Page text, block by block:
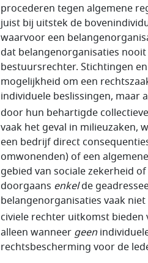
procederen tegen algemene
juist bij uitstek de
waarvoor een
dat belangenorganisaties
bestuursrechter. Stichtingen
mogelijkheid om een
individuele beslissingen, maar
door hun behartigde
vaak het geval in milieuzaken,
een bedrijf direct
omwonenden) of een
gebied van sociale zekerheid
doorgaans enkelde
belangenorganisaties vaak
civiele rechter uitkomst
alleen wanneer geen
rechtsbescherming voor de